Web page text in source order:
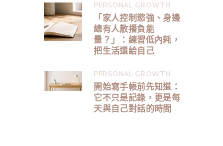
PERSONAL GROWTH
「家人控制慾強、身邊
總有人散播負能
量？」：練習低內耗，
把生活還給自己
PERSONAL GROWTH
開始寫手帳前先知道：
它不只是記錄，更是每
天與自己對話的時間